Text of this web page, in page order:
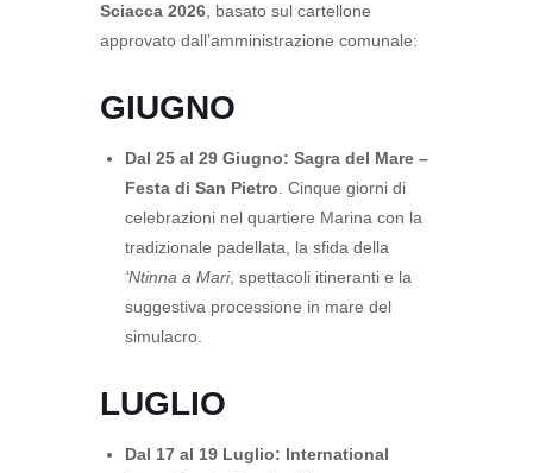
Sciacca 2026 , basato sul cartellone
approvato dall’amministrazione comunale:
GIUGNO
Dal 25 al 29 Giugno: Sagra del Mare –
Festa di San Pietro . Cinque giorni di
celebrazioni nel quartiere Marina con la
tradizionale padellata, la sfida della
‘Ntinna a Mari, spettacoli itineranti e la
suggestiva processione in mare del
simulacro.
LUGLIO
Dal 17 al 19 Luglio: International